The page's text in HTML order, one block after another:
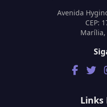
Avenida
CEP:
Marília,
Links